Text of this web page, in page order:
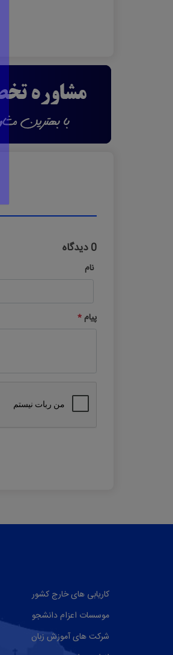
0 دیدگاه
نام
پیام *
کاریابی های خارج کشور
موسسات اعزام دانشجو
شرکت های آموزش زبان